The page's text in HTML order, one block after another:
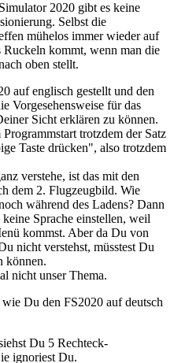
2020 gibt es keine
Selbst die
mühelos immer wieder auf
kommt, wenn man die
oben stellt.
auf englisch gestellt und den
Vorgesehensweise für das
Sicht erklären zu können.
trotzdem der Satz
Taste drücken", also trotzdem
verstehe, ist das mit den
dem 2. Flugzeugbild. Wie
während des Ladens? Dann
Sprache einstellen, weil
kommst. Aber da Du von
nicht verstehst, müsstest Du
können.
nicht unser Thema.
Du den FS2020 auf deutsch
Du 5 Rechteck-
ignoriest Du.